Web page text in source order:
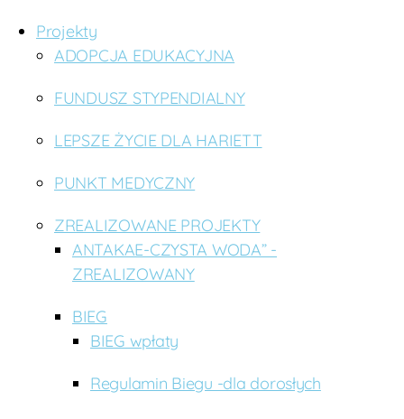
Projekty
ADOPCJA EDUKACYJNA
FUNDUSZ STYPENDIALNY
LEPSZE ŻYCIE DLA HARIETT
PUNKT MEDYCZNY
ZREALIZOWANE PROJEKTY
ANTAKAE-CZYSTA WODA” -
ZREALIZOWANY
BIEG
BIEG wpłaty
Regulamin Biegu -dla dorosłych